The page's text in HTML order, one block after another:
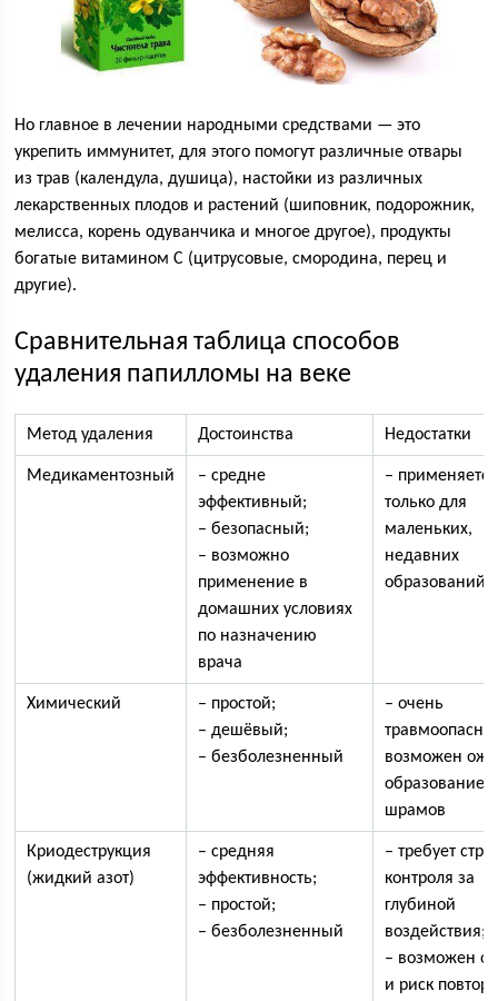
Но главное в лечении народными средствами — это
укрепить иммунитет, для этого помогут различные отвары
из трав (календула, душица), настойки из различных
лекарственных плодов и растений (шиповник, подорожник,
мелисса, корень одуванчика и многое другое), продукты
богатые витамином C (цитрусовые, смородина, перец и
другие).
Сравнительная таблица способов
удаления папилломы на веке
Метод удаления Достоинства Недостатки
Медикаментозный
– средне
эффективный;
– безопасный;
– возможно
применение в
домашних условиях
по назначению
врача
– применяется
только для
маленьких,
недавних
образований.
Химический
– простой;
– дешёвый;
– безболезненный
– очень
возможен
образование
шрамов
Криодеструкция
(жидкий азот)
– средняя
эффективность;
– простой;
– безболезненный
– требует
контроля за
глубиной
воздействия;
– возможен
и риск